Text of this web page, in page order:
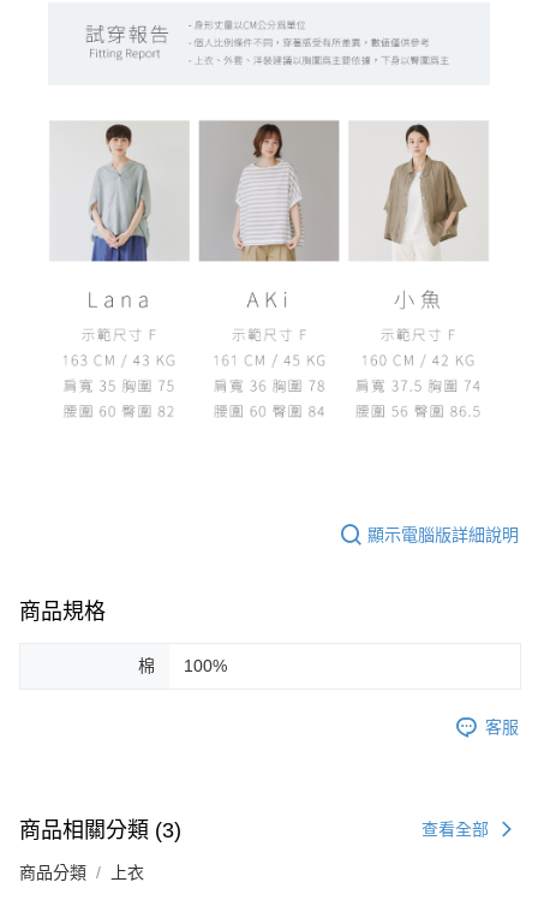
顯示電腦版詳細說明
商品規格
棉 100%
客服
商品相關分類 (3) 查看全部
商品分類 上衣